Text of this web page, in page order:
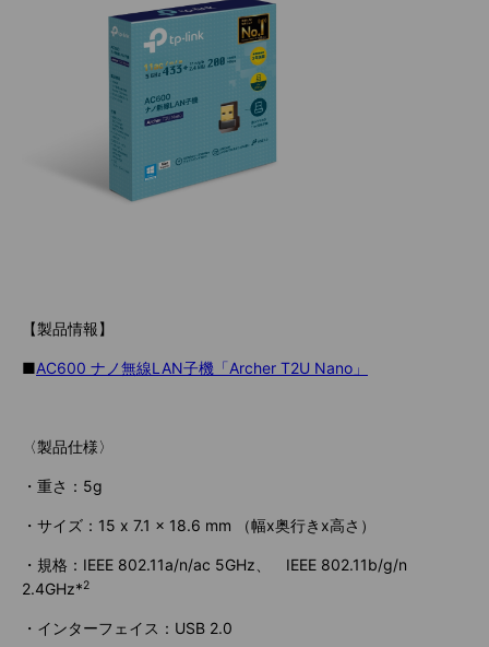
【製品情報】
■AC600 ナノ無線LAN子機「Archer T2U Nano」
〈製品仕様〉
・重さ：5g
・サイズ：15 x 7.1 x 18.6 mm （幅x奥行きx高さ）
・規格：IEEE 802.11a/n/ac 5GHz、 IEEE 802.11b/g/n
2.4GHz*2
・インターフェイス：USB 2.0